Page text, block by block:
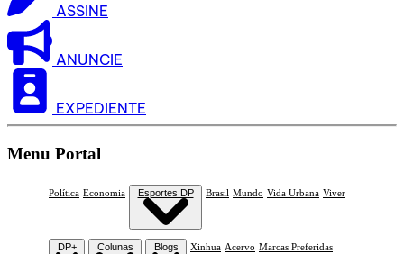
ASSINE
ANUNCIE
EXPEDIENTE
Menu Portal
Política Economia Esportes DP Brasil Mundo Vida Urbana Viver
DP+ Colunas Blogs Xinhua Acervo Marcas Preferidas